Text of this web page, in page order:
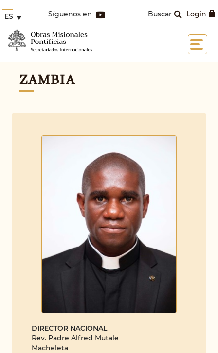
Login
Buscar
Síguenos en
ES
ZAMBIA
DIRECTOR NACIONAL
Rev. Padre Alfred Mutale
Macheleta